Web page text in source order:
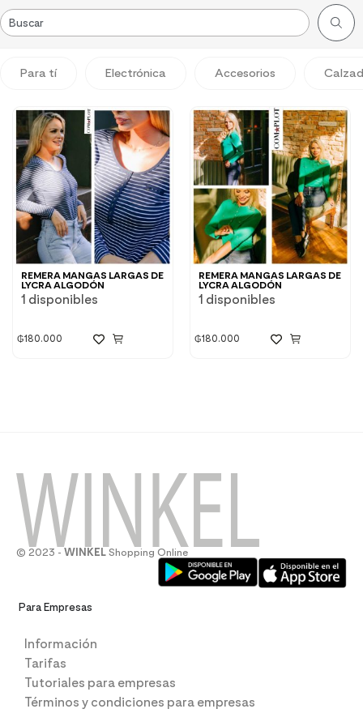
Para tí Electrónica Accesorios
REMERA MANGAS LARGAS DE
LYCRA ALGODÓN
1 disponibles
₲180.000
REMERA MANGAS LARGAS DE
LYCRA ALGODÓN
1 disponibles
₲180.000
© 2023 - WINKEL Shopping Online
Para Empresas
Información
Tarifas
Tutoriales para empresas
Términos y condiciones para empresas